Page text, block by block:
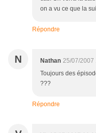
on a vu ce que la
Répondre
N Nathan 25/07/2007
Toujours des
???
Répondre